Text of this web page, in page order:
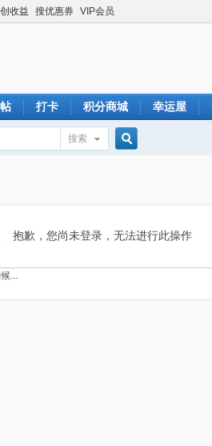
收益 搜优惠券 VIP会员
打卡 积分商城 幸运屋
搜索
索
抱歉，您尚未登录，无法进行此操作
...